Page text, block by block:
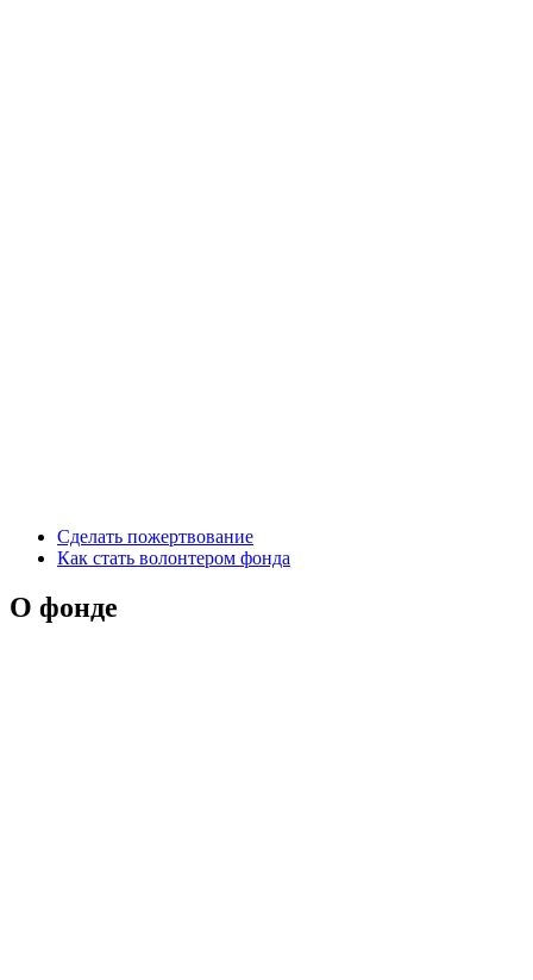
Сделать пожертвование
Как стать волонтером фонда
О фонде